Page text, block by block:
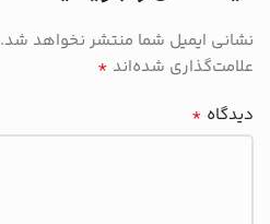
نشانی ایمیل شما منتشر نخواهد شد.
علامت‌گذاری شده‌اند *
دیدگاه *